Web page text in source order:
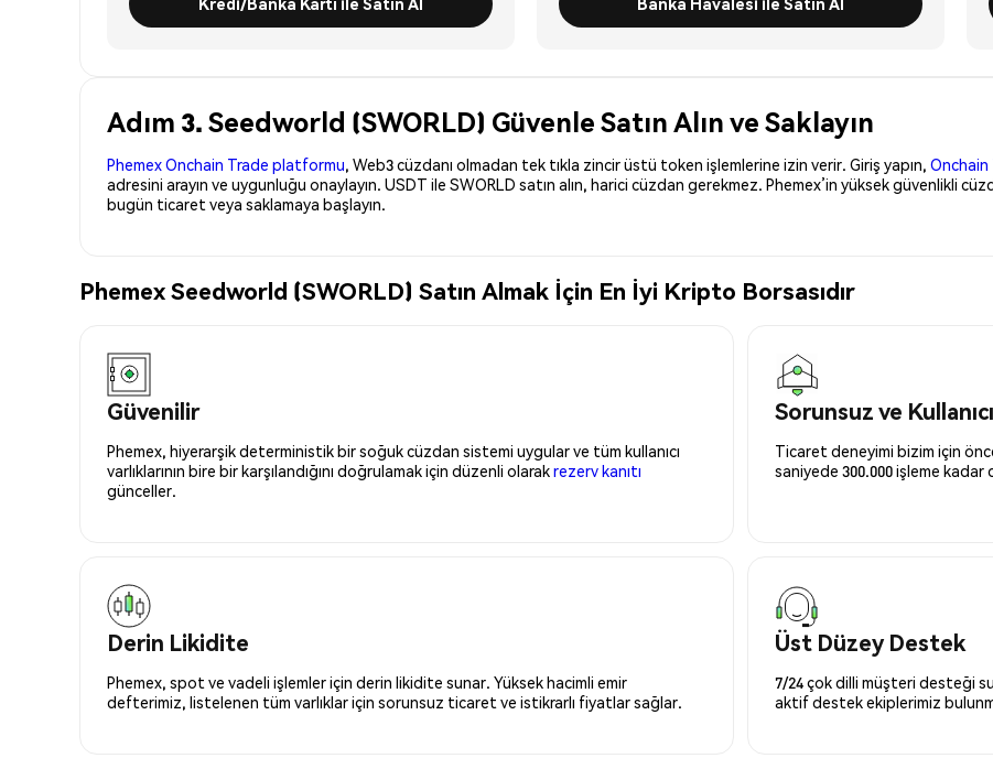
Adım 3. Seedworld (SWORLD) Güvenle Satın Alın ve Saklayın
Phemex Onchain Trade platformu, Web3 cüzdanı olmadan tek tıkla zincir üstü token işlemlerine izin verir. Giriş yapın,
adresini arayın ve uygunluğu onaylayın. USDT ile SWORLD satın alın, harici cüzdan gerekmez. Phemex’in yüksek güvenlikli
bugün ticaret veya saklamaya başlayın.
Phemex Seedworld (SWORLD) Satın Almak İçin En İyi Kripto Borsasıdır
Güvenilir
Phemex, hiyerarşik deterministik bir soğuk cüzdan sistemi uygular ve tüm kullanıcı
varlıklarının bire bir karşılandığını doğrulamak için düzenli olarakrezerv kanıtı
günceller.
Sorunsuz ve
Ticaret deneyimi bizim için
saniyede 300.000 işleme
Derin Likidite
Phemex, spot ve vadeli işlemler için derin likidite sunar. Yüksek hacimli emir
defterimiz, listelenen tüm varlıklar için sorunsuz ticaret ve istikrarlı fiyatlar sağlar.
Üst Düzey Destek
7/24 çok dilli müşteri desteği
aktif destek ekiplerimiz